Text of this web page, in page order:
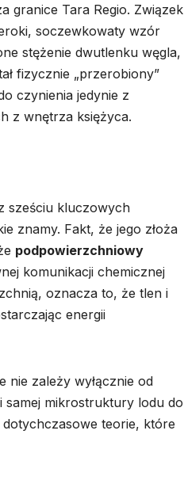
granice Tara Regio. Związek
soczewkowaty wzór
stężenie dwutlenku węgla,
fizycznie „przerobiony”
czynienia jedynie z
z wnętrza księżyca.
sześciu kluczowych
znamy. Fakt, że jego złoża
podpowierzchniowy
komunikacji chemicznej
oznacza to, że tlen i
energii
nie zależy wyłącznie od
samej mikrostruktury lodu do
teorie, które